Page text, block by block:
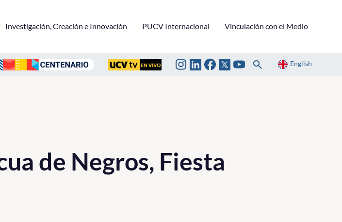
Investigación, Creación e Innovación PUCV Internacional Vinculación con el Medio
English
de Negros, Fiesta